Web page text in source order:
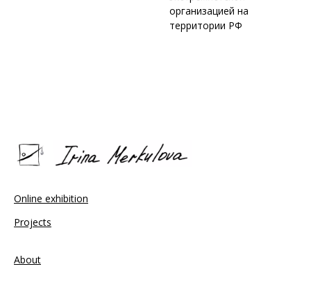
организацией на
территории РФ
Online exhibition
Projects
About